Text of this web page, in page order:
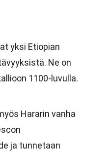
yksi Etiopian
Ne on
1100-luvulla.
Hararin vanha
ja tunnetaan